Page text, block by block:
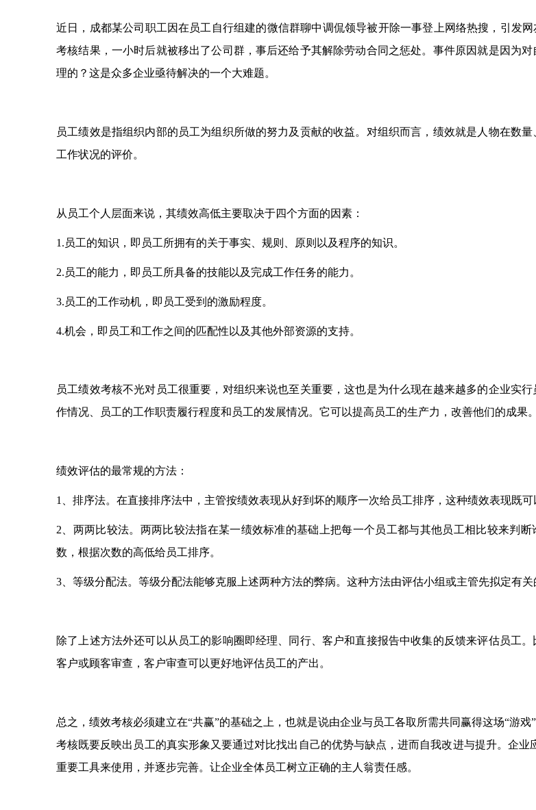
近日，成都某公司职工因在员工自行组建的微信群聊中调侃领导被开除一事登上网络热搜，引发
考核结果，一小时后就被移出了公司群，事后还给予其解除劳动合同之惩处。事件原因就是因为
理的？这是众多企业亟待解决的一个大难题。
员工绩效是指组织内部的员工为组织所做的努力及贡献的收益。对组织而言，绩效就是人物在数
工作状况的评价。
从员工个人层面来说，其绩效高低主要取决于四个方面的因素：
1.员工的知识，即员工所拥有的关于事实、规则、原则以及程序的知识。
2.员工的能力，即员工所具备的技能以及完成工作任务的能力。
3.员工的工作动机，即员工受到的激励程度。
4.机会，即员工和工作之间的匹配性以及其他外部资源的支持。
员工绩效考核不光对员工很重要，对组织来说也至关重要，这也是为什么现在越来越多的企业实
作情况、员工的工作职责履行程度和员工的发展情况。它可以提高员工的生产力，改善他们的成果。
绩效评估的最常规的方法：
1、排序法。在直接排序法中，主管按绩效表现从好到坏的顺序一次给员工排序，这种绩效表现既
2、两两比较法。两两比较法指在某一绩效标准的基础上把每一个员工都与其他员工相比较来判
数，根据次数的高低给员工排序。
3、等级分配法。等级分配法能够克服上述两种方法的弊病。这种方法由评估小组或主管先拟定有
除了上述方法外还可以从员工的影响圈即经理、同行、客户和直接报告中收集的反馈来评估员工
客户或顾客审查，客户审查可以更好地评估员工的产出。
总之，绩效考核必须建立在“共赢”的基础之上，也就是说由企业与员工各取所需共同赢得这场“游
考核既要反映出员工的真实形象又要通过对比找出自己的优势与缺点，进而自我改进与提升。企业
重要工具来使用，并逐步完善。让企业全体员工树立正确的主人翁责任感。